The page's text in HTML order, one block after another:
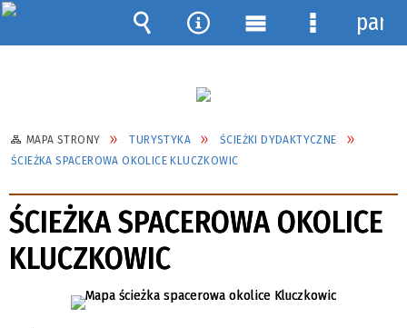
MAPA STRONY TURYSTYKA
ŚCIEŻKI DYDAKTYCZNE
ŚCIEŻKA SPACEROWA OKOLICE KLUCZKOWIC
ŚCIEŻKA SPACEROWA OKOLICE
KLUCZKOWIC
Wyszukiwarka
Narzędzia
Menu Menu
panel